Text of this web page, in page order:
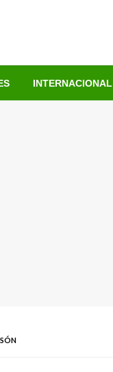
INTERNACIONAL